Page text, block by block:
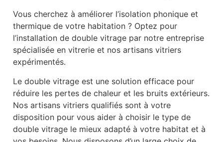
Vous cherchez à améliorer l’isolation phonique et
thermique de votre habitation ? Optez pour
l’installation de double vitrage par notre entreprise
spécialisée en vitrerie et nos artisans vitriers
expérimentés.
Le double vitrage est une solution efficace pour
réduire les pertes de chaleur et les bruits extérieurs.
Nos artisans vitriers qualifiés sont à votre
disposition pour vous aider à choisir le type de
double vitrage le mieux adapté à votre habitat et à